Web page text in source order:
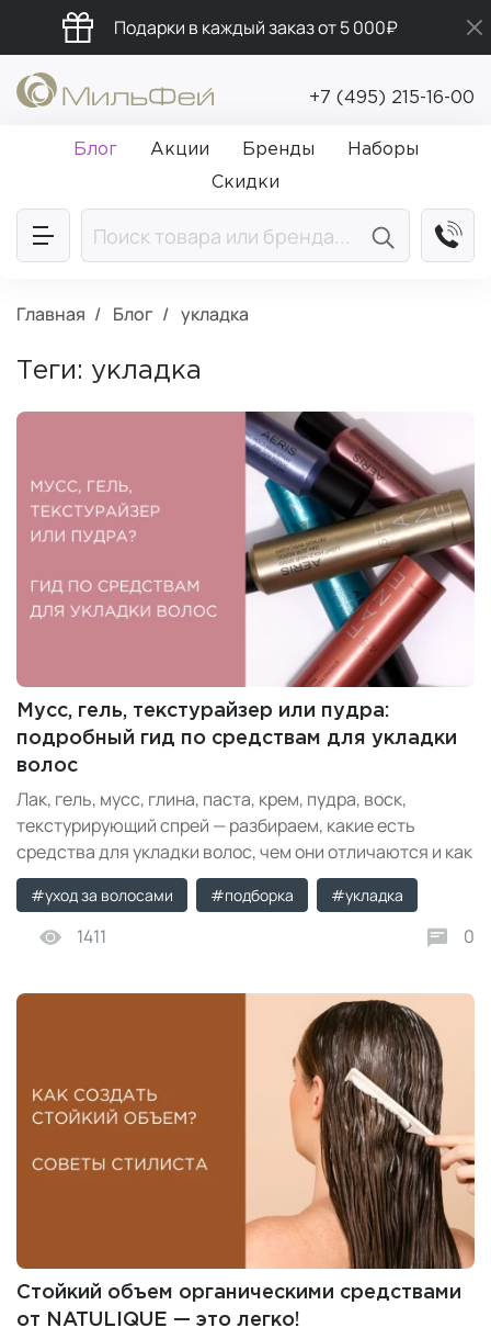
Подарки в каждый заказ от 5 000₽
Бесплатная доставка от 5 000₽
Промокод ПРИВЕТ
+7 (495) 215-16-00
Блог Акции Бренды
Наборы
Скидки
Главная Блог укладка
Теги: укладка
Мусс, гель, текстурайзер или пудра:
подробный гид по средствам для укладки
волос
Лак, гель, мусс, глина, паста, крем, пудра, воск,
текстурирующий спрей — разбираем, какие есть
средства для укладки волос, чем они отличаются и как
выбрать стайлинг по типу волос и желаемому эффекту.
#уход за волосами #подборка #укладка
1411 0
Стойкий объем органическими средствами
от NATULIQUE — это легко!